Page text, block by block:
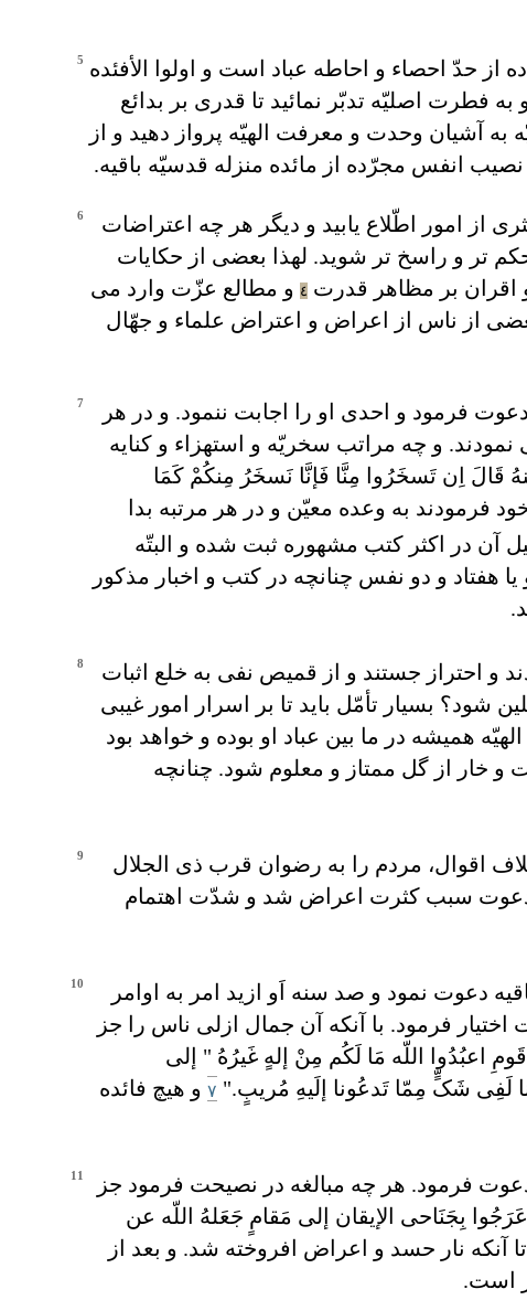
5 حدّ احصاء و احاطه عباد است و اولوا الأفئده
فطرت اصليّه تدبّر نمائيد تا قدری بر بدائع
به آشيان وحدت و معرفت الهيّه پرواز دهيد و از
انفس مجرّده از مائده منزله قدسيّه باقيه.
6
از امور اطّلاع يابيد و ديگر هر چه اعتراضات
تر و راسخ تر شويد. لهذا بعضی از حکايات
و اقران بر مظاهر قدرت ٤ و مطالع عزّت وارد می
از ناس از اعراض و اعتراض علماء و جهّال
7
فرمود و احدی او را اجابت ننمود. و در هر
و چه مراتب سخريّه و استهزاء و کنايه
اِن تَسخَرُوا مِنَّا فَإنَّا نَسخَرُ مِنکُمْ کَمَا
فرمودند به وعده معيّن و در هر مرتبه بدا
در اکثر کتب مشهوره ثبت شده و البتّه
و دو نفس چنانچه در کتب و اخبار مذکور
8
و احتراز جستند و از قميص نفی به خلع اثبات
شود؟ بسيار تأمّل بايد تا بر اسرار امور غيبی
هميشه در ما بين عباد او بوده و خواهد بود
خار از گل ممتاز و معلوم شود. چنانچه
9
اقوال، مردم را به رضوان قرب ذی الجلال
دعوت سبب کثرت اعراض شد و شدّت اهتمام
10
دعوت نمود و صد سنه اَو ازيد امر به اوامر
اختيار فرمود. با آنکه آن جمال ازلی ناس را جز
اعبُدُوا اللّه مَا لَکُم مِنْ إلهٍ غَيرُهُ " إلی
لَفِی شَکٍّ مِمّا تَدعُونا إلَيهِ مُريبٍ." ۷ و هيچ فائده
11
فرمود. هر چه مبالغه در نصيحت فرمود جز
بِجَنَاحی الإيقان إلی مَقامٍ جَعَلهُ اللّه عن
نار حسد و اعراض افروخته شد. و بعد از
است.